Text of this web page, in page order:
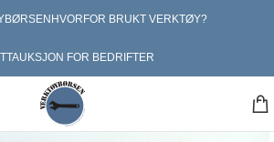
HVORFOR BRUKT VERKTØY?
FOR BEDRIFTER